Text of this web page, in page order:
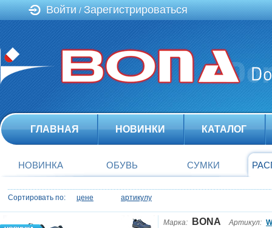
Войти / Зарегистрироваться
ГЛАВНАЯ НОВИНКИ КАТАЛОГ
НОВИНКА ОБУВЬ СУМКИ
Сортировать по: цене артикулу
Марка: BONA Артикул: